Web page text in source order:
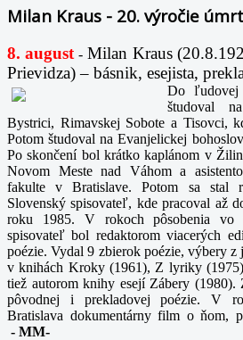
Milan Kraus - 20. výročie
8. august -Milan Kraus
Prievidza) – básnik, esejista,
Do ľudovej
študoval
Bystrici, Rimavskej Sobote a Tisovci,
Potom študoval na Evanjelickej
Po skončení bol krátko kaplánom v
Novom Meste nad Váhom a
fakulte v Bratislave. Potom sa stal
Slovenský spisovateľ, kde pracoval až
roku 1985. V rokoch pôsobenia vo
spisovateľ bol redaktorom viacerých
poézie. Vydal 9 zbierok poézie, výbery
v knihách Kroky (1961), Z lyriky
tiež autorom knihy esejí Zábery (1980).
pôvodnej i prekladovej poézie. V
Bratislava dokumentárny film o ňom,
- MM-